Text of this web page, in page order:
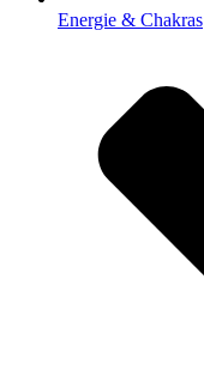
Energie & Chakras